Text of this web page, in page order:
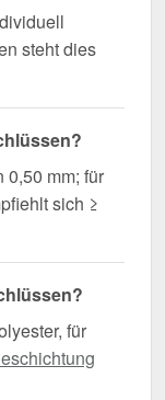
steht dies
0,50 mm; für
sich ≥
für